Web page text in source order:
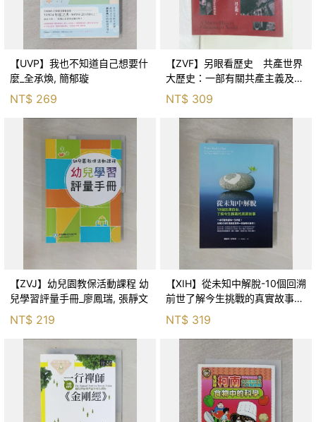
【UVP】我也不知道自己想要什
麼_全承煥, 簡郁璇
NT$ 269
【ZVF】另眼看歷史 共產世界
大歷史：一部有關共產主義及共
產黨兩百年的興衰史_呂正理
NT$ 309
【ZVJ】幼兒園教保活動課程 幼
兒學習評量手冊_廖鳳瑞, 張靜文
NT$ 219
【XIH】從未知中解脫-10個回溯
前世了解今生挑戰的真實故事_
羅伯特．舒
NT$ 319